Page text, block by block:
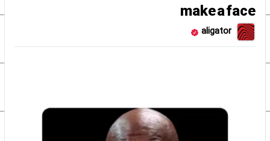
make a face
aligator